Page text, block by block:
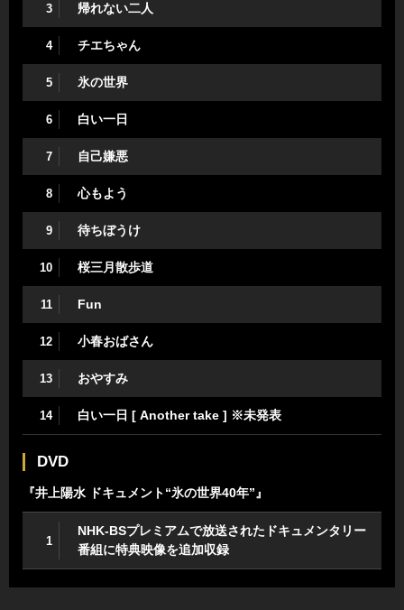
3 帰れない二人
4 チエちゃん
5 氷の世界
6 白い一日
7 自己嫌悪
8 心もよう
9 待ちぼうけ
10 桜三月散歩道
11 Fun
12 小春おばさん
13 おやすみ
14 白い一日 [ Another take ] ※未発表
DVD
『井上陽水 ドキュメント“氷の世界40年”』
1
NHK-BSプレミアムで放送されたドキュメンタリー
番組に特典映像を追加収録